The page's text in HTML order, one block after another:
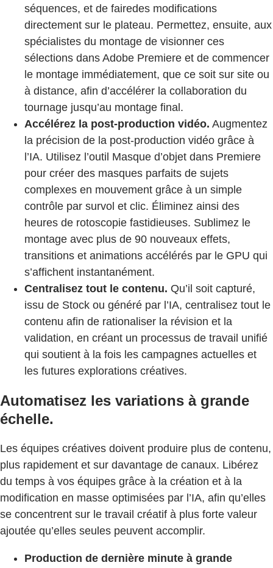
séquences, et de fairedes modifications
directement sur le plateau. Permettez, ensuite, aux
spécialistes du montage de visionner ces
sélections dans Adobe Premiere et de commencer
le montage immédiatement, que ce soit sur site ou
à distance, afin d’accélérer la collaboration du
tournage jusqu’au montage final.
Accélérez la post-production vidéo. Augmentez
la précision de la post-production vidéo grâce à
l’IA. Utilisez l’outil Masque d’objet dans Premiere
pour créer des masques parfaits de sujets
complexes en mouvement grâce à un simple
contrôle par survol et clic. Éliminez ainsi des
heures de rotoscopie fastidieuses. Sublimez le
montage avec plus de 90 nouveaux effets,
transitions et animations accélérés par le GPU qui
s’affichent instantanément.
Centralisez tout le contenu. Qu’il soit capturé,
issu de Stock ou généré par l’IA, centralisez tout le
contenu afin de rationaliser la révision et la
validation, en créant un processus de travail unifié
qui soutient à la fois les campagnes actuelles et
les futures explorations créatives.
Automatisez les variations à grande
échelle.
Les équipes créatives doivent produire plus de contenu,
plus rapidement et sur davantage de canaux. Libérez
du temps à vos équipes grâce à la création et à la
modification en masse optimisées par l’IA, afin qu’elles
se concentrent sur le travail créatif à plus forte valeur
ajoutée qu’elles seules peuvent accomplir.
Production de dernière minute à grande